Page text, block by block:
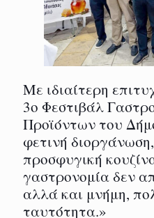
Με ιδιαίτερη
3ο Φεστιβάλ
Προϊόντων του
φετινή
προσφυγική
γαστρονομία δεν
αλλά και μνήμη,
ταυτότητα.»